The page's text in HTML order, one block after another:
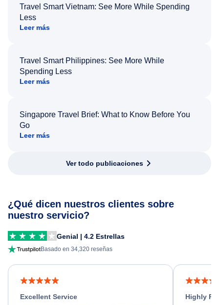
Travel Smart Vietnam: See More While Spending
Less
Leer más
Travel Smart Philippines: See More While
Spending Less
Leer más
Singapore Travel Brief: What to Know Before You
Go
Leer más
Ver todo publicaciones
¿Qué dicen nuestros clientes sobre
nuestro servicio?
Genial | 4.2 Estrellas
Basado en 34,320 reseñas
Excellent Service
Highly